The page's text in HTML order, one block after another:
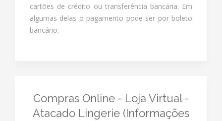
cartões de crédito ou transferência bancária. Em
algumas delas o pagamento pode ser por boleto
bancário.
Compras Online - Loja Virtual -
Atacado Lingerie (Informações